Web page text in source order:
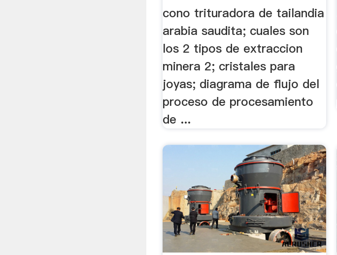
cono trituradora de tailandia
arabia saudita; cuales son
los 2 tipos de extraccion
minera 2; cristales para
joyas; diagrama de flujo del
proceso de procesamiento
de ...